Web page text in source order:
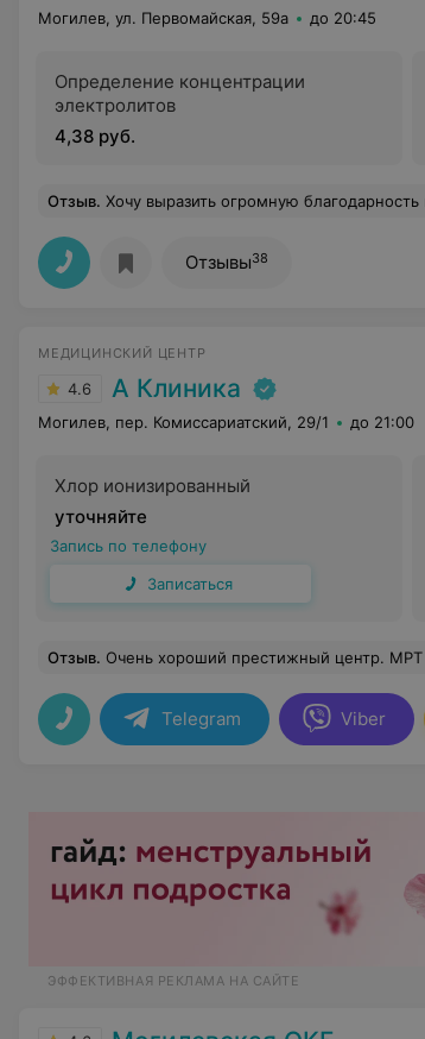
Могилев, ул. Первомайская, 59а до 20:45
Определение концентрации
электролитов
4,38 руб.
Отзыв. Хочу выразить огромную благодарность врачу Машинян Полине Валерьевне Таких нам
Отзывы38
МЕДИЦИНСКИЙ ЦЕНТР
4.6 А Клиника
Могилев, пер. Комиссариатский, 29/1 до 21:00
Хлор ионизированный
уточняйте
Запись по телефону
Записаться
Отзыв. Очень хороший престижный центр. МРТ на высшем
Telegram Viber
ЭФФЕКТИВНАЯ РЕКЛАМА НА САЙТЕ